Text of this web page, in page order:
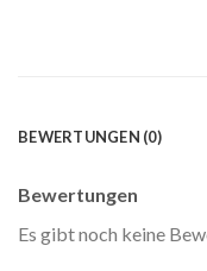
BEWERTUNGEN (0)
Bewertungen
Es gibt noch keine